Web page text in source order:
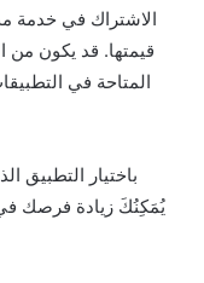
الاشتراك في خدمة
قيمتها. قد يكون من
المتاحة في
باختيار التطبيق
يُمَكِنُكَ زيادة فرصك في